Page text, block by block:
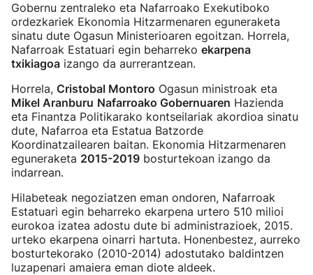
Gobernu zentraleko eta Nafarroako Exekutiboko
ordezkariek Ekonomia Hitzarmenaren eguneraketa
sinatu dute Ogasun Ministerioaren egoitzan. Horrela,
Nafarroak Estatuari egin beharreko ekarpena
txikiagoa izango da aurrerantzean.
Horrela, Cristobal Montoro Ogasun ministroak eta
Mikel Aranburu Nafarroako Gobernuaren Hazienda
eta Finantza Politikarako kontseilariak akordioa sinatu
dute, Nafarroa eta Estatua Batzorde
Koordinatzailearen baitan. Ekonomia Hitzarmenaren
eguneraketa 2015-2019 bosturtekoan izango da
indarrean.
Hilabeteak negoziatzen eman ondoren, Nafarroak
Estatuari egin beharreko ekarpena urtero 510 milioi
eurokoa izatea adostu dute bi administrazioek, 2015.
urteko ekarpena oinarri hartuta. Honenbestez, aurreko
bosturtekorako (2010-2014) adostutako baldintzen
luzapenari amaiera eman diote aldeek.